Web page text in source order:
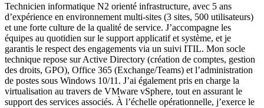
Technicien informatique N2 orienté infrastructure, avec 5 ans
d’expérience en environnement multi-sites (3 sites, 500 utilisateurs)
et une forte culture de la qualité de service. J’accompagne les
équipes au quotidien sur le support applicatif et système, et je
garantis le respect des engagements via un suivi ITIL. Mon socle
technique repose sur Active Directory (création de comptes, gestion
des droits, GPO), Office 365 (Exchange/Teams) et l’administration
de postes sous Windows 10/11. J’ai également pris en charge la
virtualisation au travers de VMware vSphere, tout en assurant le
support des services associés. À l’échelle opérationnelle, j’exerce le